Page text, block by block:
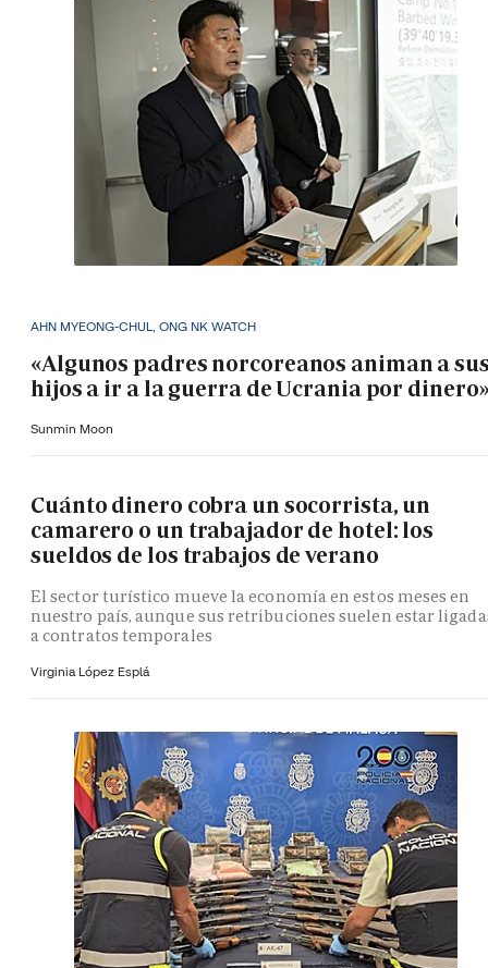
AHN MYEONG-CHUL, ONG NK WATCH
«Algunos padres norcoreanos animan a
hijos a ir a la guerra de Ucrania por
Sunmin Moon
Cuánto dinero cobra un socorrista, un
camarero o un trabajador de hotel: los
sueldos de los trabajos de verano
El sector turístico mueve la economía en estos meses en
nuestro país, aunque sus retribuciones suelen estar
a contratos temporales
Virginia López Esplá